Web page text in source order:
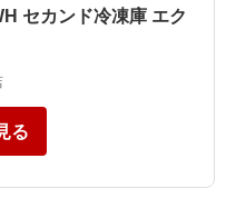
セカンド冷凍庫 エク
る